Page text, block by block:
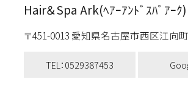
Hair＆Spa Ark(ﾍｱｰｱﾝﾄﾞｽﾊﾟｱｰｸ)
〒451-0013 愛知県名古屋市西区江向
TEL：0529387453